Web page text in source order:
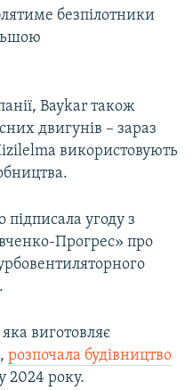
безпілотники
Baykar також
двигунів – зараз
використовують
угоду з
Прогрес» про
виготовляє
розпочала будівництво
2024 року.